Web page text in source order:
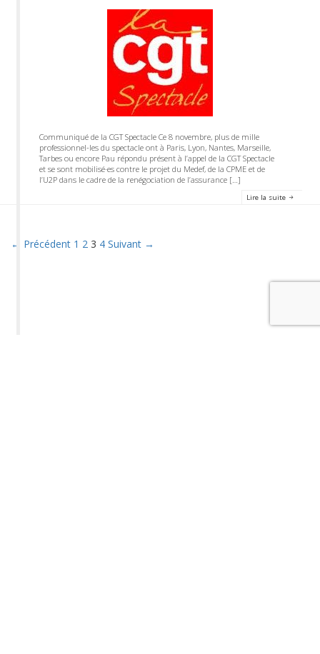
Communiqué de la CGT Spectacle Ce 8 novembre, plus de mille
professionnel-les du spectacle ont à Paris, Lyon, Nantes, Marseille,
Tarbes ou encore Pau répondu présent à l’appel de la CGT Spectacle
et se sont mobilisé·es contre le projet du Medef, de la CPME et de
l’U2P dans le cadre de la renégociation de l’assurance […]
Lire la suite
← Précédent 1 2 3 4 Suivant →